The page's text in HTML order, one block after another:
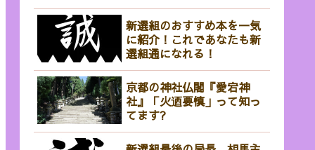
新選組のおすすめ本を一気
に紹介！これであなたも新
選組通になれる！
京都の神社仏閣『愛宕神
社』「火迺要慎」って知っ
てます?